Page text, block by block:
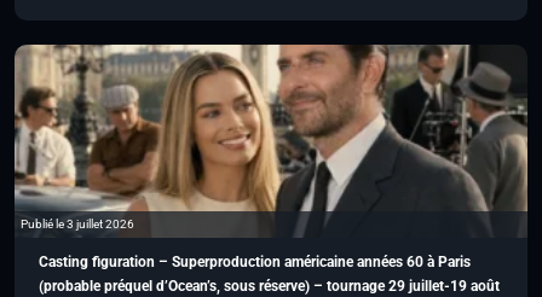
Publié le 3 juillet 2026
Casting figuration – Superproduction américaine années 60 à Paris
(probable préquel d’Ocean’s, sous réserve) – tournage 29 juillet-19 août